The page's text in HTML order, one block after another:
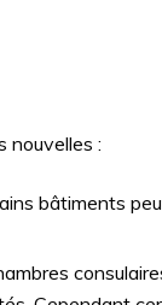
nouvelles :
bâtiments